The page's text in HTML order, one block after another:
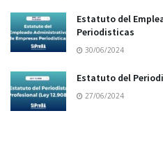
Estatuto del
Periodisticas
30/06/2024
Estatuto del
27/06/2024